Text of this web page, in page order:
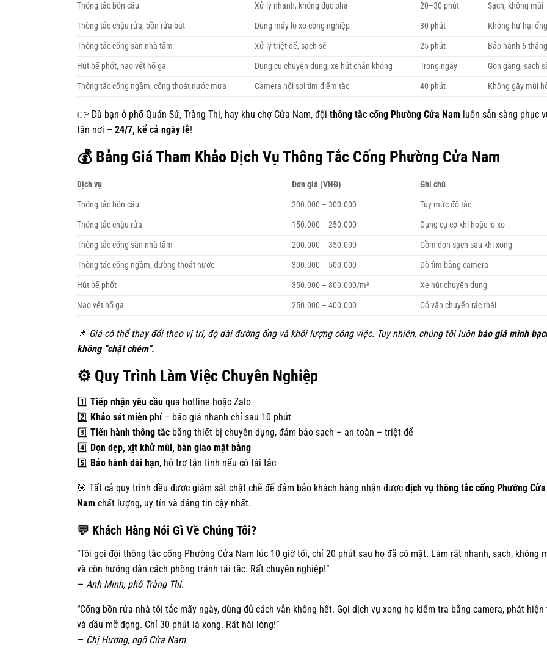
Thông tắc bồn cầu
Xử lý nhanh, không đục phá 20–30 phút
Sạch, không mùi
Thông tắc chậu rửa, bồn rửa bát
Dùng máy lò xo công nghiệp 30 phút
Không hư hại ống
Thông tắc cống sàn nhà tắm
Xử lý triệt để, sạch sẽ 25 phút
Bảo hành 6 tháng
Hút bể phốt, nạo vét hố ga
Dụng cụ chuyên dụng, xe hút chân không Trong ngày
Gọn gàng, sạch
Thông tắc cống ngầm, cống thoát nước mưa
Camera nội soi tìm điểm tắc 40 phút Không gây mùi
👉 Dù bạn ở phố Quán Sứ, Tràng Thi, hay khu chợ Cửa Nam, đội thông tắc cống Phường Cửa Nam luôn sẵn sàng phục
tận nơi – 24/7, kể cả ngày lễ!
💰 Bảng Giá Tham Khảo Dịch Vụ Thông Tắc Cống Phường Cửa Nam
Dịch vụ Đơn giá (VNĐ)
Ghi chú
Thông tắc bồn cầu
200.000 – 300.000
Tùy mức độ tắc
Thông tắc chậu rửa
150.000 – 250.000
Dụng cụ cơ khí hoặc lò xo
Thông tắc cống sàn nhà tắm
200.000 – 350.000
Gồm dọn sạch sau khi xong
Thông tắc cống ngầm, đường thoát nước
300.000 – 500.000
Dò tìm bằng camera
Hút bể phốt
350.000 – 800.000/m³
Xe hút chuyên dụng
Nạo vét hố ga
250.000 – 400.000 Có vận chuyển rác thải
📌 Giá có thể thay đổi theo vị trí, độ dài đường ống và khối lượng công việc. Tuy nhiên, chúng tôi luôn báo giá minh
không “chặt chém”.
⚙️ Quy Trình Làm Việc Chuyên Nghiệp
1️⃣ Tiếp nhận yêu cầu qua hotline hoặc Zalo
2️⃣ Khảo sát miễn phí– báo giá nhanh chỉ sau 10 phút
3️⃣ Tiến hành thông tắc bằng thiết bị chuyên dụng, đảm bảo sạch – an toàn – triệt để
4️⃣ Dọn dẹp, xịt khử mùi, bàn giao mặt bằng
5️⃣ Bảo hành dài hạn, hỗ trợ tận tình nếu có tái tắc
🎯 Tất cả quy trình đều được giám sát chặt chẽ để đảm bảo khách hàng nhận được dịch vụ thông tắc cống Phường Cửa
Nam chất lượng, uy tín và đáng tin cậy nhất.
💬 Khách Hàng Nói Gì Về Chúng Tôi?
“Tôi gọi đội thông tắc cống Phường Cửa Nam lúc 10 giờ tối, chỉ 20 phút sau họ đã có mặt. Làm rất nhanh, sạch, không
và còn hướng dẫn cách phòng tránh tái tắc. Rất chuyên nghiệp!”
— Anh Minh, phố Tràng Thi.
“Cống bồn rửa nhà tôi tắc mấy ngày, dùng đủ cách vẫn không hết. Gọi dịch vụ xong họ kiểm tra bằng camera, phát hiện
và dầu mỡ đọng. Chỉ 30 phút là xong. Rất hài lòng!”
— Chị Hương, ngõ Cửa Nam.